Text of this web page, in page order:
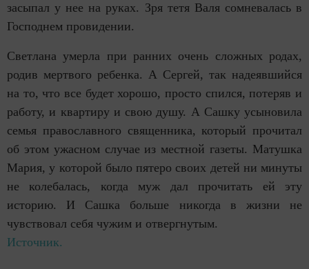
засыпал у нее на руках. Зря тетя Валя сомневалась в
Господнем провидении.
Светлана умерла при ранних очень сложных родах,
родив мертвого ребенка. А Сергей, так надеявшийся
на то, что все будет хорошо, просто спился, потеряв и
работу, и квартиру и свою душу. А Сашку усыновила
семья православного священника, который прочитал
об этом ужасном случае из местной газеты. Матушка
Мария, у которой было пятеро своих детей ни минуты
не колебалась, когда муж дал прочитать ей эту
историю. И Сашка больше никогда в жизни не
чувствовал себя чужим и отвергнутым.
Источник.